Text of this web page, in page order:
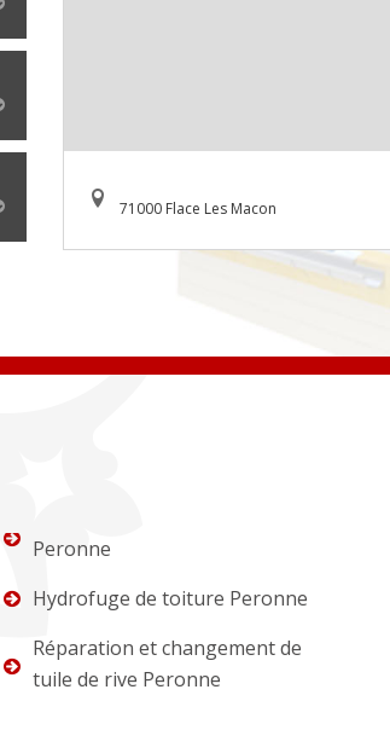
71000 Flace Les Macon
Peronne
Hydrofuge de toiture Peronne
Réparation et changement de
tuile de rive Peronne